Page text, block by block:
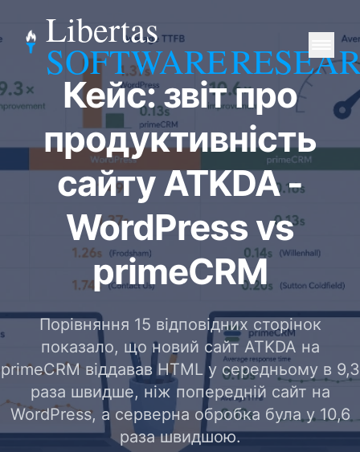
Libertas
SOFTWARE
Кейс: звіт про
продуктивність
сайту ATKDA -
WordPress vs
primeCRM
Порівняння 15 відповідних сторінок
показало, що новий сайт ATKDA на
primeCRM віддавав HTML у середньому в 9,3
раза швидше, ніж попередній сайт на
WordPress, а серверна обробка була у 10,6
раза швидшою.